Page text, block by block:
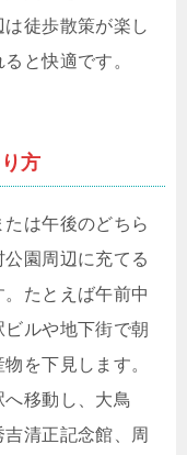
徒歩散策が楽し
と快適です。
方
は午後のどちら
園周辺に充てる
たとえば午前中
ルや地下街で朝
を下見します。
移動し、大鳥
清正記念館、周